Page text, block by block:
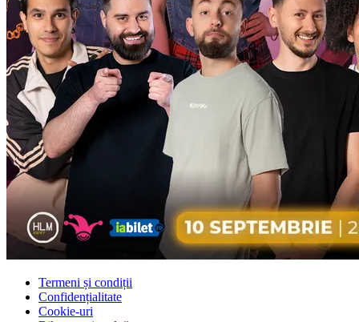
Termeni și condiții
Confidențialitate
Cookie-uri